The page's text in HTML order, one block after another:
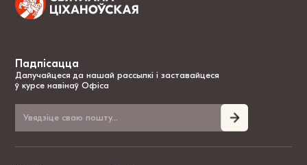
Падпісацца
Далучайцеся да нашай рассылкі і заставайцеся
ў курсе навінаў Офіса